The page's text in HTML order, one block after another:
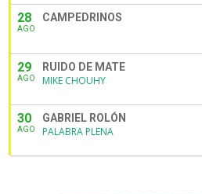
28
AGO
CAMPEDRINOS
29
AGO
RUIDO DE MATE
MIKE CHOUHY
30
AGO
GABRIEL ROLÓN
PALABRA PLENA